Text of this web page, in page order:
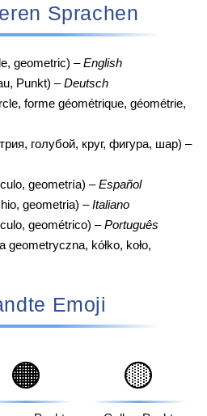
Sprachen
geometric) –English
Punkt) –Deutsch
forme géométrique, géométrie,
голубой, круг, фигура, шар) –
geometría) –Español
geometria) –Italiano
geométrico) –Português
geometryczna, kółko, koło,
Emoji
🟠 🟡